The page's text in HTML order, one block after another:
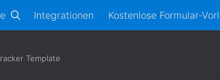
Integrationen Kostenlose Formular-
Template